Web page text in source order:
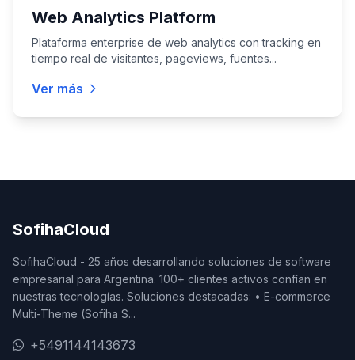
Web Analytics Platform
Plataforma enterprise de web analytics con tracking en
tiempo real de visitantes, pageviews, fuentes...
Ver más
SofihaCloud
SofihaCloud - 25 años desarrollando soluciones de software
empresarial para Argentina. 100+ clientes activos confían en
nuestras tecnologías. Soluciones destacadas: • E-commerce
Multi-Theme (Sofiha S...
+5491144143673